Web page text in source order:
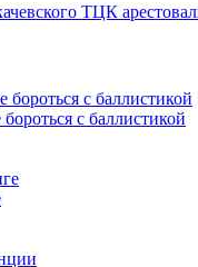
ТЦК
с баллистикой